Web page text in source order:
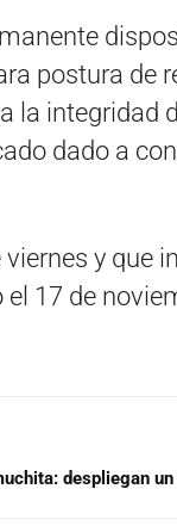
postura de
la integridad
dado a
y que
17 de
despliegan